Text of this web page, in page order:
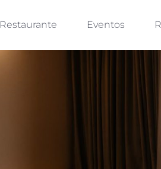
Restaurante Eventos